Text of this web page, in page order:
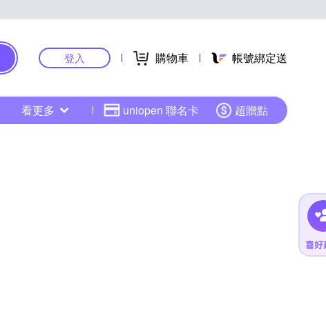
登入 購物車 帳號綁定送
看更多 uniopen 聯名卡 超贈點